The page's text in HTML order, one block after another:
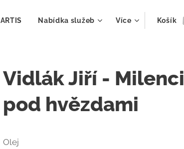
ARTIS Nabídka služeb Více Košík
Vidlák Jiří - Milenci
pod hvězdami
Olej